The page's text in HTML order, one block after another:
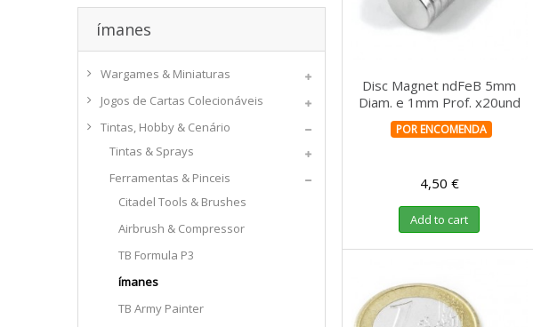
ímanes
Wargames & Miniaturas
Jogos de Cartas Colecionáveis
Tintas, Hobby & Cenário
Tintas & Sprays
Ferramentas & Pinceis
Citadel Tools & Brushes
Airbrush & Compressor
TB Formula P3
ímanes
TB Army Painter
Disc Magnet ndFeB 5mm
Diam. e 1mm Prof. x20und
POR ENCOMENDA
4,50 €
Add to cart